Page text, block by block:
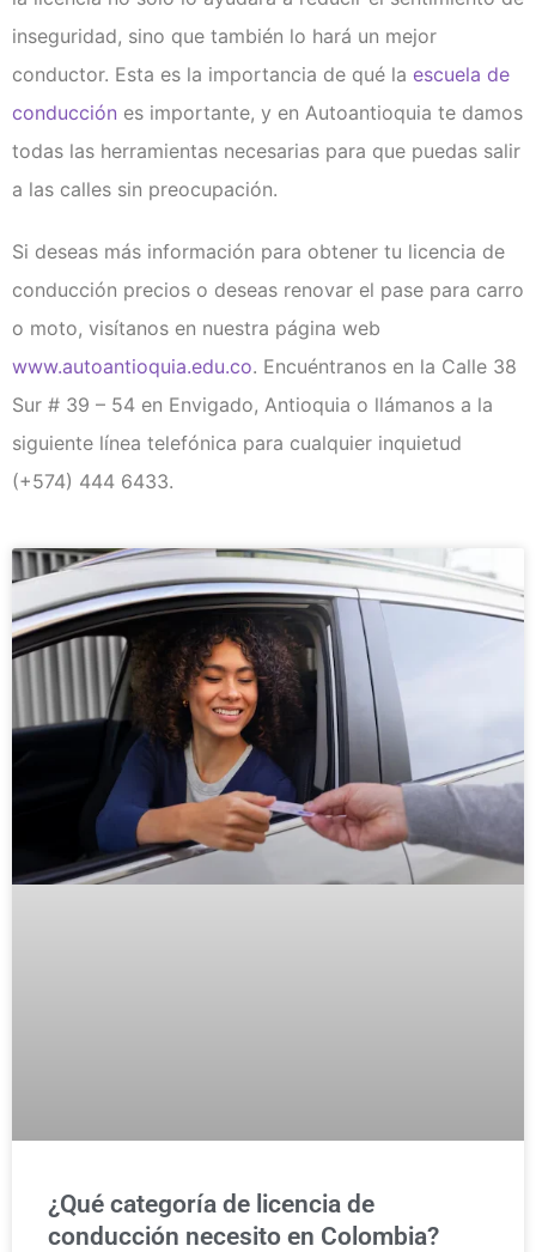
inseguridad, sino que también lo hará un mejor
conductor. Esta es la importancia de qué la escuela de
conducción es importante, y en Autoantioquia te damos
todas las herramientas necesarias para que puedas salir
a las calles sin preocupación.
Si deseas más información para obtener tu licencia de
conducción precios o deseas renovar el pase para carro
o moto, visítanos en nuestra página web
www.autoantioquia.edu.co. Encuéntranos en la Calle 38
Sur # 39 – 54 en Envigado, Antioquia o llámanos a la
siguiente línea telefónica para cualquier inquietud
(+574) 444 6433.
¿Qué categoría de licencia de
conducción necesito en Colombia?